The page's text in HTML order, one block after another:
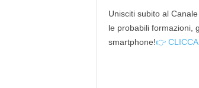
Unisciti subito al
le probabili formazioni,
smartphone!👉